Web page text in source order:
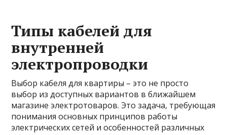
Типы кабелей для
внутренней
электропроводки
Выбор кабеля для квартиры – это не просто
выбор из доступных вариантов в ближайшем
магазине электротоваров. Это задача, требующая
понимания основных принципов работы
электрических сетей и особенностей различных